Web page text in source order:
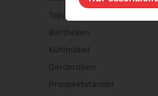
Teppiche
Bartheken
Kühlmöbel
Garderoben
Prospektständer